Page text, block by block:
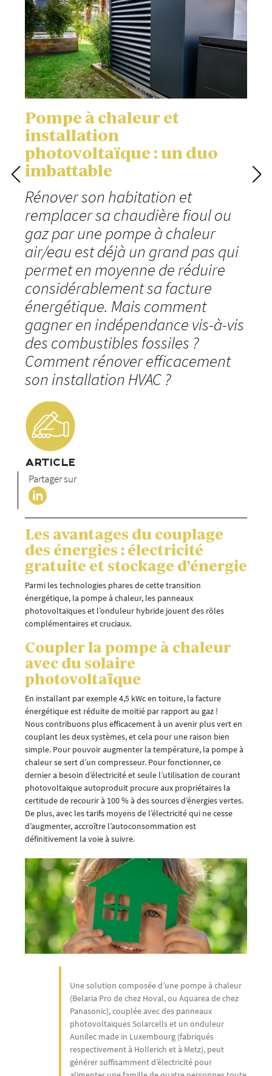
Pompe à chaleur et
installation
photovoltaïque : un duo
imbattable
Rénover son habitation et
remplacer sa chaudière fioul ou
gaz par une pompe à chaleur
air/eau est déjà un grand pas qui
permet en moyenne de réduire
considérablement sa facture
énergétique. Mais comment
gagner en indépendance vis-à-vis
des combustibles fossiles ?
Comment rénover efficacement
son installation HVAC ?
ARTICLE
Partager sur
Les avantages du couplage
des énergies : électricité
gratuite et stockage d’énergie
Parmi les technologies phares de cette transition
énergétique, la pompe à chaleur, les panneaux
photovoltaïques et l’onduleur hybride jouent des rôles
complémentaires et cruciaux.
Coupler la pompe à chaleur
avec du solaire
photovoltaïque
En installant par exemple 4,5 kWc en toiture, la facture
énergétique est réduite de moitié par rapport au gaz !
Nous contribuons plus efficacement à un avenir plus vert en
couplant les deux systèmes, et cela pour une raison bien
simple. Pour pouvoir augmenter la température, la pompe à
chaleur se sert d’un compresseur. Pour fonctionner, ce
dernier a besoin d’électricité et seule l’utilisation de courant
photovoltaïque autoproduit procure aux propriétaires la
certitude de recourir à 100 % à des sources d’énergies vertes.
De plus, avec les tarifs moyens de l’électricité qui ne cesse
d’augmenter, accroître l’autoconsommation est
définitivement la voie à suivre.
Une solution composée d’une pompe à chaleur
(Belaria Pro de chez Hoval, ou Aquarea de chez
Panasonic), couplée avec des panneaux
photovoltaïques Solarcells et un onduleur
Aunilec made in Luxembourg (fabriqués
respectivement à Hollerich et à Metz), peut
générer suffisamment d’électricité pour